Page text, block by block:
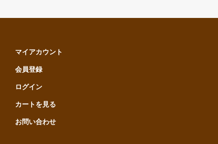
マイアカウント
会員登録
ログイン
カートを見る
お問い合わせ